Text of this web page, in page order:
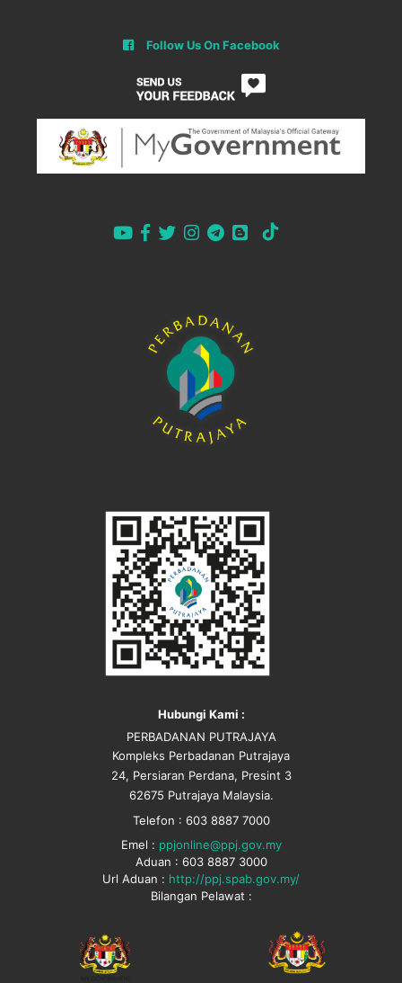
Follow Us On Facebook
Hubungi Kami :
PERBADANAN PUTRAJAYA
Kompleks Perbadanan Putrajaya
24, Persiaran Perdana, Presint 3
62675 Putrajaya Malaysia.
Telefon : 603 8887 7000
Emel : ppjonline@ppj.gov.my
Aduan : 603 8887 3000
Url Aduan : http://ppj.spab.gov.my/
Bilangan Pelawat :